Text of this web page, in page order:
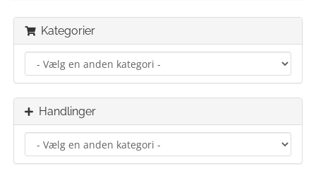
Kategorier
Handlinger